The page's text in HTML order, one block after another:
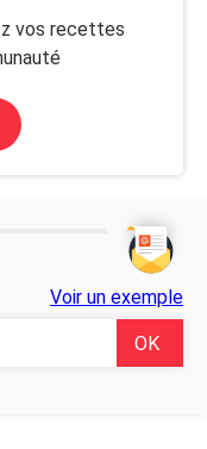
vos recettes
Voir un exemple